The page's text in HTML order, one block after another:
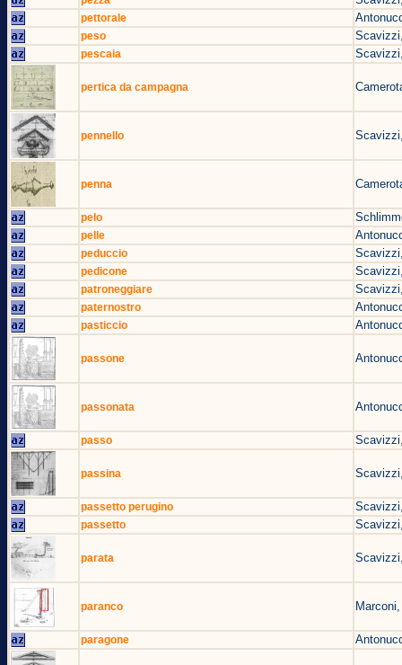
pettorale
peso
pescaia
pertica da campagna
pennello
penna
pelo
pelle
peduccio
pedicone
patroneggiare
paternostro
pasticcio
passone
passonata
passo
passina
passetto perugino
passetto
parata
paranco
paragone